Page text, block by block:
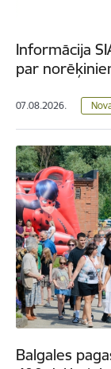
Informācija
par
07.08.2026.
Balgales